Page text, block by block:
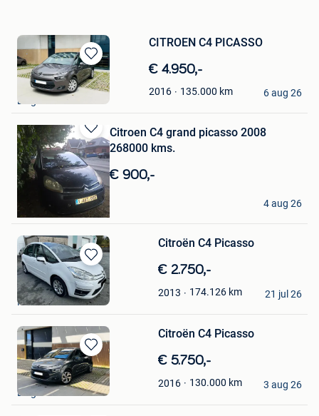
Bewaren
in
Mijn
Favorieten
CITROEN C4 PICASSO
€ 4.950,-
2016 135.000 km
E.m.Cars
Diegem
6 aug 26
Bewaren
in
Mijn
Favorieten
Citroen C4 grand picasso 2008
268000 kms.
€ 900,-
Sint-Niklaas
4 aug 26
Bewaren
in
Mijn
Favorieten
Citroën C4 Picasso
€ 2.750,-
2013 174.126 km
Auto KH
Halle
21 jul 26
Bewaren
in
Mijn
Favorieten
Citroën C4 Picasso
€ 5.750,-
2016 130.000 km
E.m.Cars
Diegem
3 aug 26